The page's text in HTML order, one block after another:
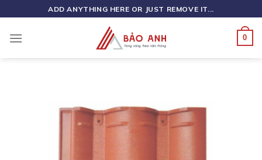
to
content
ADD ANYTHING HERE OR JUST REMOVE IT...
0